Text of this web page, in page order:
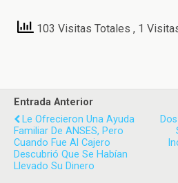
103 Visitas Totales , 1
Entrada Anterior
Le Ofrecieron Una Ayuda
Familiar De ANSES, Pero
Cuando Fue Al Cajero
Descubrió Que Se Habían
Llevado Su Dinero